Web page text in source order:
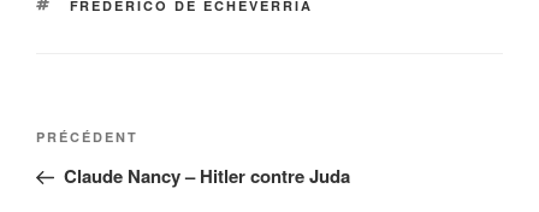
ÉTIQUETTES
FREDERICO DE ECHEVERRIA
Navigation
l’article
Article
précédent
PRÉCÉDENT
Claude Nancy – Hitler contre Juda